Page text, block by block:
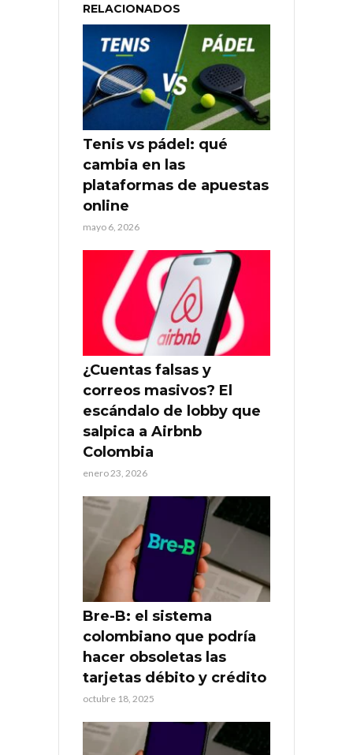
RELACIONADOS
Tenis vs pádel: qué
cambia en las
plataformas de apuestas
online
mayo 6, 2026
¿Cuentas falsas y
correos masivos? El
escándalo de lobby que
salpica a Airbnb
Colombia
enero 23, 2026
Bre-B: el sistema
colombiano que podría
hacer obsoletas las
tarjetas débito y crédito
octubre 18, 2025